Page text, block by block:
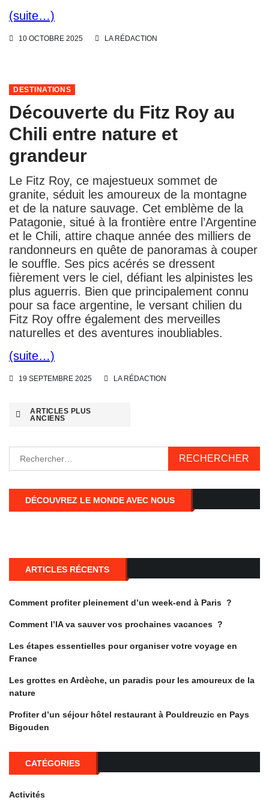
(suite…)
10 OCTOBRE 2025 LA RÉDACTION
DESTINATIONS
Découverte du Fitz Roy au
Chili entre nature et
grandeur
Le Fitz Roy, ce majestueux sommet de
granite, séduit les amoureux de la montagne
et de la nature sauvage. Cet emblème de la
Patagonie, situé à la frontière entre l’Argentine
et le Chili, attire chaque année des milliers de
randonneurs en quête de panoramas à couper
le souffle. Ses pics acérés se dressent
fièrement vers le ciel, défiant les alpinistes les
plus aguerris. Bien que principalement connu
pour sa face argentine, le versant chilien du
Fitz Roy offre également des merveilles
naturelles et des aventures inoubliables.
(suite…)
19 SEPTEMBRE 2025 LA RÉDACTION
Navigation
articles
ARTICLES PLUS
ANCIENS
DÉCOUVREZ LE MONDE AVEC NOUS
ARTICLES RÉCENTS
Comment profiter pleinement d’un week-end à Paris ?
Comment l’IA va sauver vos prochaines vacances ?
Les étapes essentielles pour organiser votre voyage en
France
Les grottes en Ardèche, un paradis pour les amoureux de la
nature
Profiter d’un séjour hôtel restaurant à Pouldreuzic en Pays
Bigouden
CATÉGORIES
Activités